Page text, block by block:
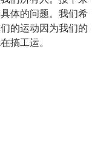
体的问题。我们希
的运动因为我们的
搞工运。